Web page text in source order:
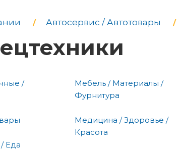
Автосервис / Автотовары
/
Еда
Мебель / Материалы /
Фурнитура
Медицина / Здоровье /
Красота